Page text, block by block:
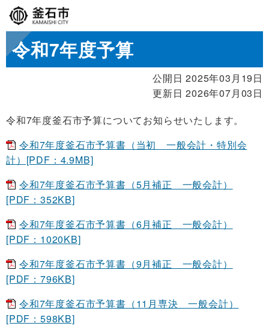
令和7年度予算
公開日 2025年03月19日
更新日 2026年07月03日
令和7年度釜石市予算についてお知らせいたします。
令和7年度釜石市予算書（当初 一般会計・特別会
計）[PDF：4.9MB]
令和7年度釜石市予算書（5月補正 一般会計）
[PDF：352KB]
令和7年度釜石市予算書（6月補正 一般会計）
[PDF：1020KB]
令和7年度釜石市予算書（9月補正 一般会計）
[PDF：796KB]
令和7年度釜石市予算書（11月専決 一般会計）
[PDF：598KB]